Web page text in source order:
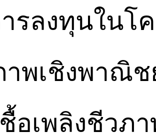
รลงทุนในโ
พเชิงพาณิช
อเพลิงชีวภ